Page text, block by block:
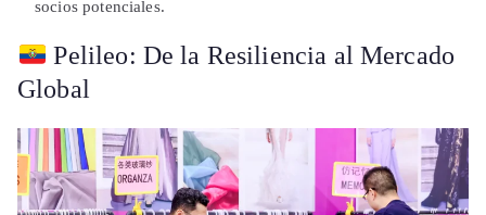
socios potenciales.
Pelileo: De la Resiliencia al Mercado
Global